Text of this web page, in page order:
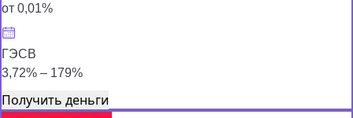
от 0,01%
ГЭСВ
3,72% – 179%
Получить деньги